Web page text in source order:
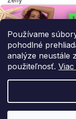
Používame
pohodlné
analýze neustále
použiteľnosť.
Výpredaj